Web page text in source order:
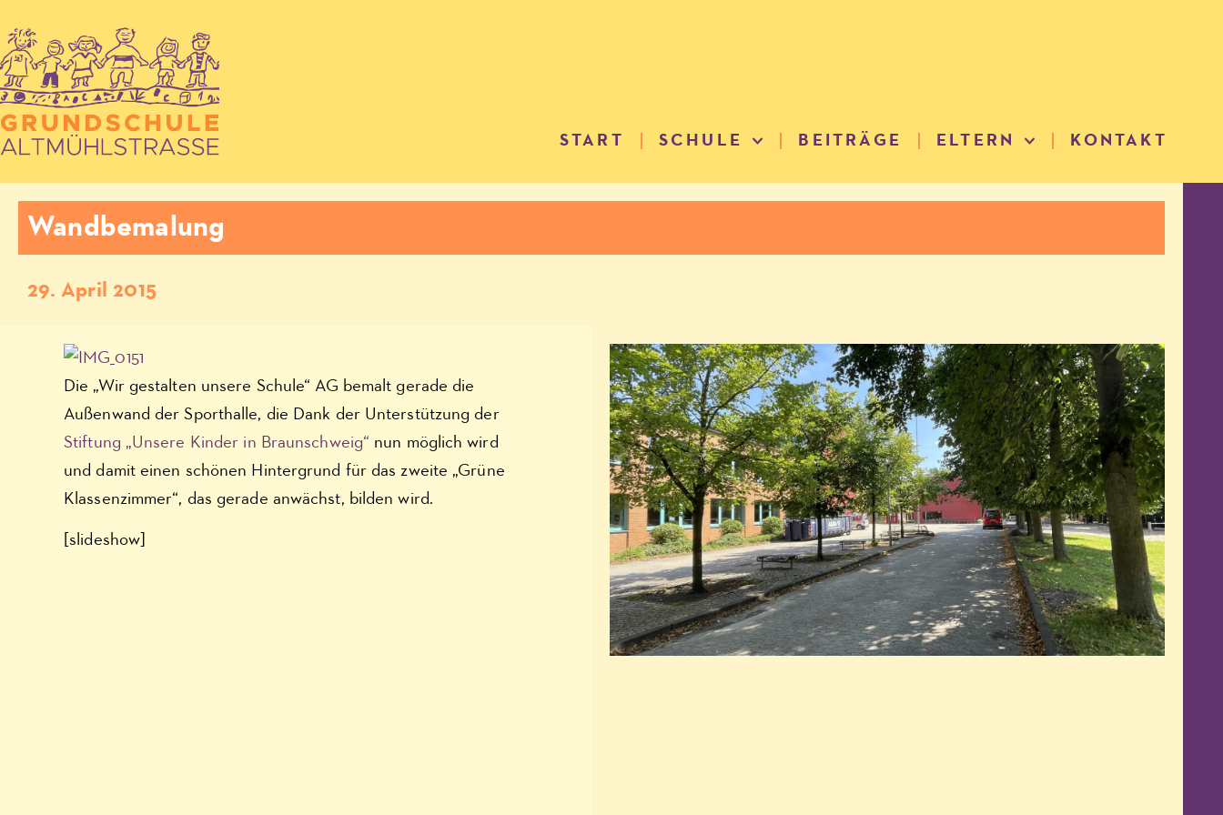
START SCHULE BEITRÄGE ELTERN KONTAKT
Wandbemalung
29. April 2015
Die „Wir gestalten unsere Schule“ AG bemalt gerade die
Außenwand der Sporthalle, die Dank der Unterstützung der
Stiftung „Unsere Kinder in Braunschweig“ nun möglich wird
und damit einen schönen Hintergrund für das zweite „Grüne
Klassenzimmer“, das gerade anwächst, bilden wird.
[slideshow]